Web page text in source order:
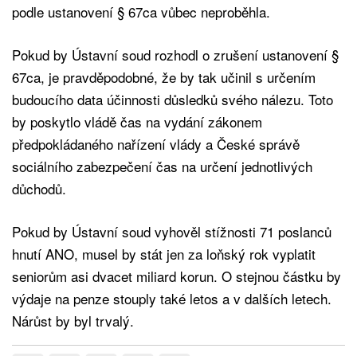
podle ustanovení § 67ca vůbec neproběhla.
Pokud by Ústavní soud rozhodl o zrušení ustanovení §
67ca, je pravděpodobné, že by tak učinil s určením
budoucího data účinnosti důsledků svého nálezu. Toto
by poskytlo vládě čas na vydání zákonem
předpokládaného nařízení vlády a České správě
sociálního zabezpečení čas na určení jednotlivých
důchodů.
Pokud by Ústavní soud vyhověl stížnosti 71 poslanců
hnutí ANO, musel by stát jen za loňský rok vyplatit
seniorům asi dvacet miliard korun. O stejnou částku by
výdaje na penze stouply také letos a v dalších letech.
Nárůst by byl trvalý.